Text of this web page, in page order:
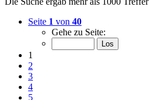
Seite 1 von 40
Gehe zu Seite:
1
2
3
4
5